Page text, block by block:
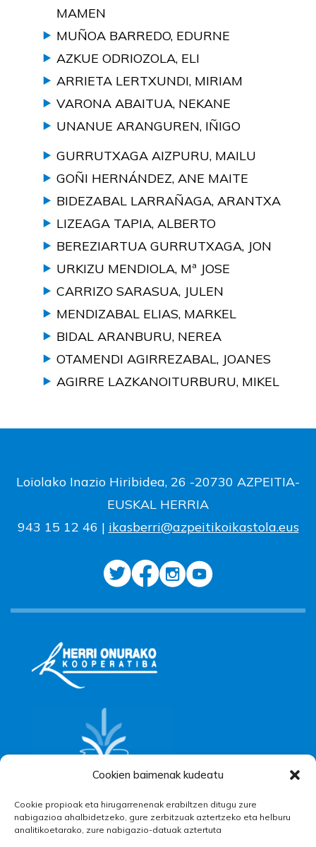
Cookien baimenak kudeatu
Cookie propioak eta hirugarrenenak erabiltzen ditugu zure
nabigazioa ahalbidetzeko, gure zerbitzuak aztertzeko eta helburu
analitikoetarako, zure nabigazio-datuak aztertuta
MAMEN
MUÑOA BARREDO, EDURNE
AZKUE ODRIOZOLA, ELI
ARRIETA LERTXUNDI, MIRIAM
VARONA ABAITUA, NEKANE
UNANUE ARANGUREN, IÑIGO
GURRUTXAGA AIZPURU, MAILU
GOÑI HERNÁNDEZ, ANE MAITE
BIDEZABAL LARRAÑAGA, ARANTXA
LIZEAGA TAPIA, ALBERTO
BEREZIARTUA GURRUTXAGA, JON
URKIZU MENDIOLA, Mª JOSE
CARRIZO SARASUA, JULEN
MENDIZABAL ELIAS, MARKEL
BIDAL ARANBURU, NEREA
OTAMENDI AGIRREZABAL, JOANES
AGIRRE LAZKANOITURBURU, MIKEL
Loiolako Inazio Hiribidea, 26 -20730 AZPEITIA-
EUSKAL HERRIA
943 15 12 46 | ikasberri@azpeitikoikastola.eus